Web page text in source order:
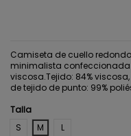
Camiseta de cuello
minimalista
viscosa.Tejido: 84%
de tejido de punto: 99%
Talla
S
M L